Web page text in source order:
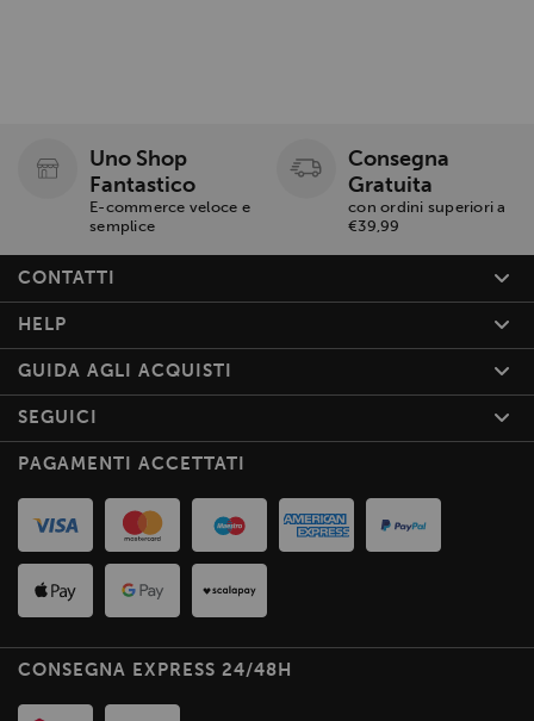
Uno Shop
Fantastico
E-commerce veloce e
semplice
Consegna
Gratuita
con ordini superiori a
€39,99
CONTATTI
HELP
GUIDA AGLI ACQUISTI
SEGUICI
PAGAMENTI ACCETTATI
CONSEGNA EXPRESS 24/48H